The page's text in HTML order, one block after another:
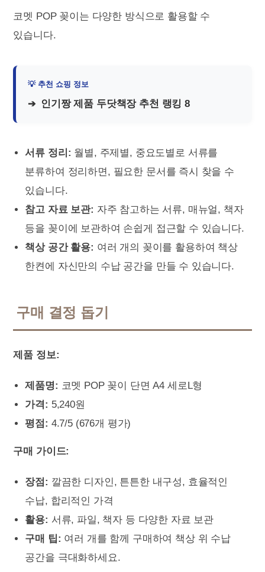
코멧 POP 꽂이는 다양한 방식으로 활용할 수
있습니다.
인기짱 제품 두닷책장 추천 랭킹 8
서류 정리: 월별, 주제별, 중요도별로 서류를
분류하여 정리하면, 필요한 문서를 즉시 찾을 수
있습니다.
참고 자료 보관: 자주 참고하는 서류, 매뉴얼, 책자
등을 꽂이에 보관하여 손쉽게 접근할 수 있습니다.
책상 공간 활용: 여러 개의 꽂이를 활용하여 책상
한켠에 자신만의 수납 공간을 만들 수 있습니다.
구매 결정 돕기
제품 정보:
제품명: 코멧 POP 꽂이 단면 A4 세로L형
가격: 5,240원
평점: 4.7/5 (676개 평가)
구매 가이드:
장점: 깔끔한 디자인, 튼튼한 내구성, 효율적인
수납, 합리적인 가격
활용: 서류, 파일, 책자 등 다양한 자료 보관
구매 팁: 여러 개를 함께 구매하여 책상 위 수납
공간을 극대화하세요.